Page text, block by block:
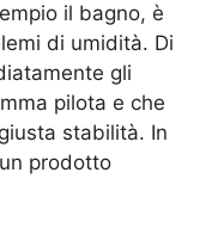
il bagno, è
di umidità. Di
gli
pilota e che
stabilità. In
prodotto